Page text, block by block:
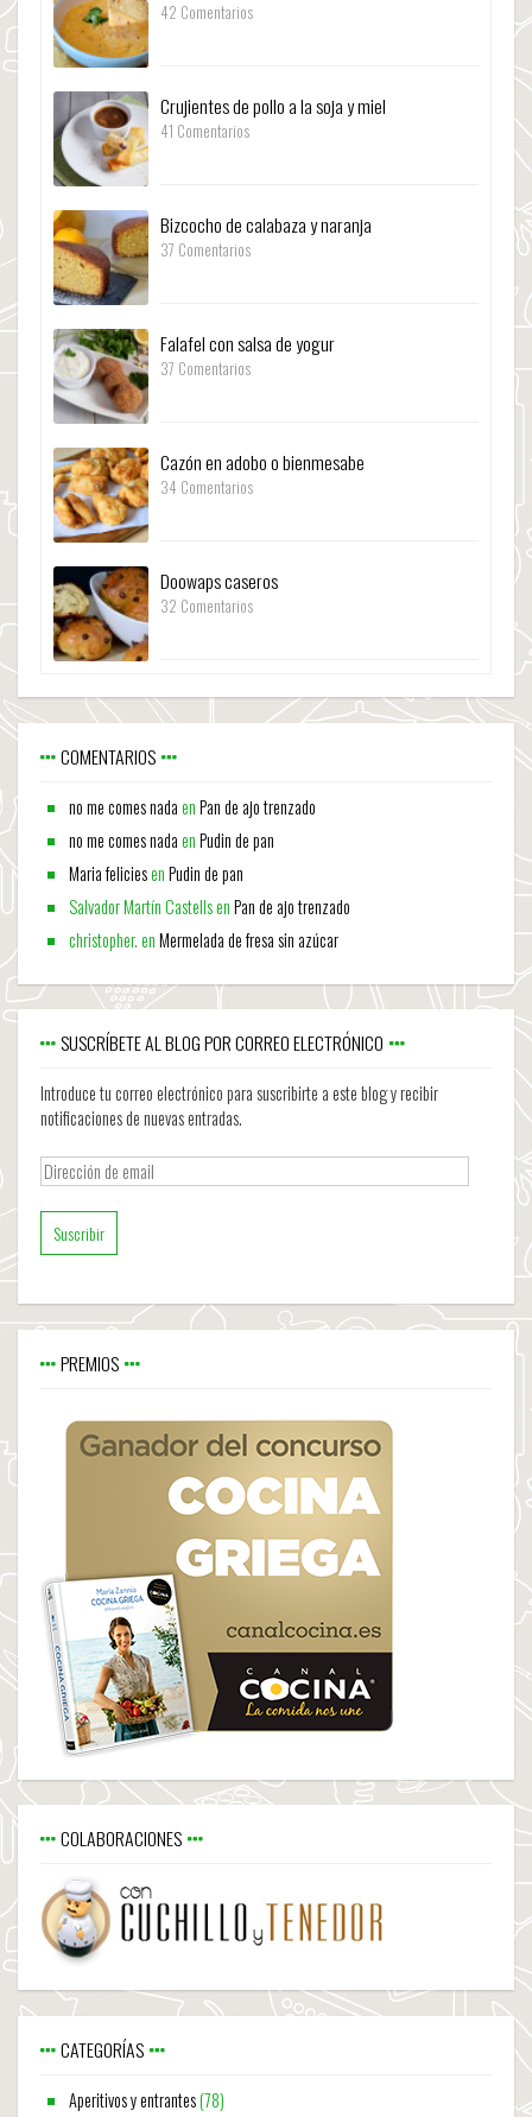
42 Comentarios
Crujientes de pollo a la soja y miel
41 Comentarios
Bizcocho de calabaza y naranja
37 Comentarios
Falafel con salsa de yogur
37 Comentarios
Cazón en adobo o bienmesabe
34 Comentarios
Doowaps caseros
32 Comentarios
COMENTARIOS
no me comes nadaenPan de ajo trenzado
no me comes nadaenPudin de pan
Maria feliciesenPudin de pan
Salvador Martín CastellsenPan de ajo trenzado
christopher.enMermelada de fresa sin azúcar
SUSCRÍBETE AL BLOG POR CORREO ELECTRÓNICO
Introduce tu correo electrónico para suscribirte a este blog y recibir
notificaciones de nuevas entradas.
Dirección
de
email
PREMIOS
COLABORACIONES
CATEGORÍAS
Aperitivos y entrantes(78)